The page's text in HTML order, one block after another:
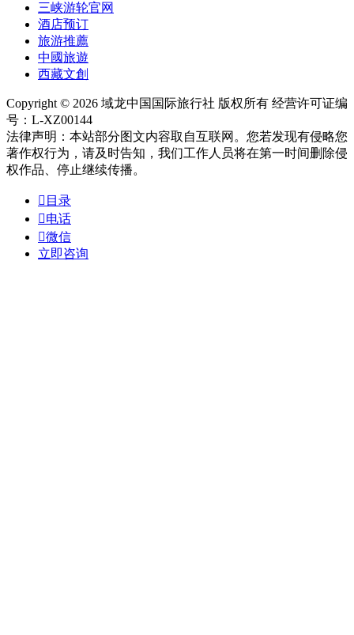
三峡游轮官网
酒店预订
旅游推薦
中國旅遊
西藏文創
Copyright © 2026 域龙中国国际旅行社 版权所有 经营许可证编
号：L-XZ00144
法律声明：本站部分图文内容取自互联网。您若发现有侵略您
著作权行为，请及时告知，我们工作人员将在第一时间删除侵
权作品、停止继续传播。
 目录
电话
微信
立即咨询